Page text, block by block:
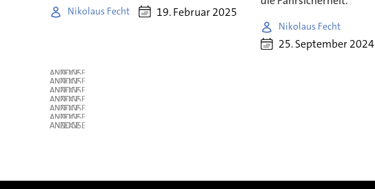
Nikolaus Fecht 19. Februar 2025
Nikolaus Fecht
25. September 2024
ANZEIGE
ANZEIGE
ANZEIGE
ANZEIGE
ANZEIGE
ANZEIGE
ANZEIGE